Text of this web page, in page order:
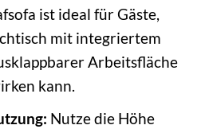
ist ideal für Gäste,
mit integriertem
Arbeitsfläche
kann.
Nutze die Höhe